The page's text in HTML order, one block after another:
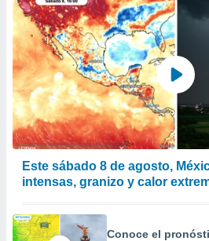
Este sábado 8 de agosto,
intensas, granizo y calor
Conoce el